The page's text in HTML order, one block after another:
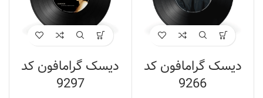
دیسک گرامافون کد
9266
دیسک گرامافون کد
9297